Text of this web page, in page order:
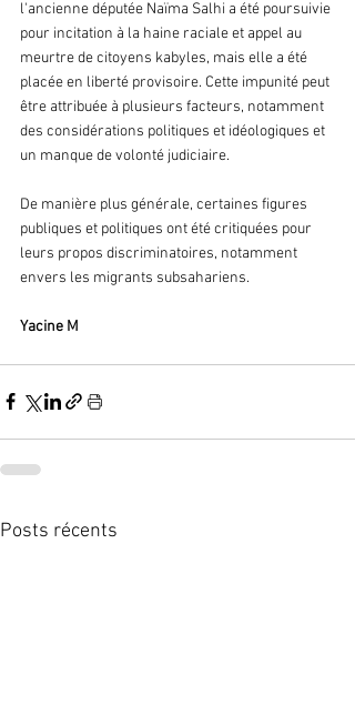
l'ancienne députée Naïma Salhi a été poursuivie
pour incitation à la haine raciale et appel au
meurtre de citoyens kabyles, mais elle a été
placée en liberté provisoire. Cette impunité peut
être attribuée à plusieurs facteurs, notamment
des considérations politiques et idéologiques et
un manque de volonté judiciaire.
De manière plus générale, certaines figures
publiques et politiques ont été critiquées pour
leurs propos discriminatoires, notamment
envers les migrants subsahariens.
Yacine M
Posts récents